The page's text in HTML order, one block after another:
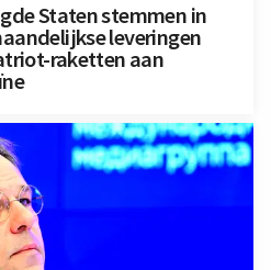
Staten stemmen in
leveringen
raketten aan